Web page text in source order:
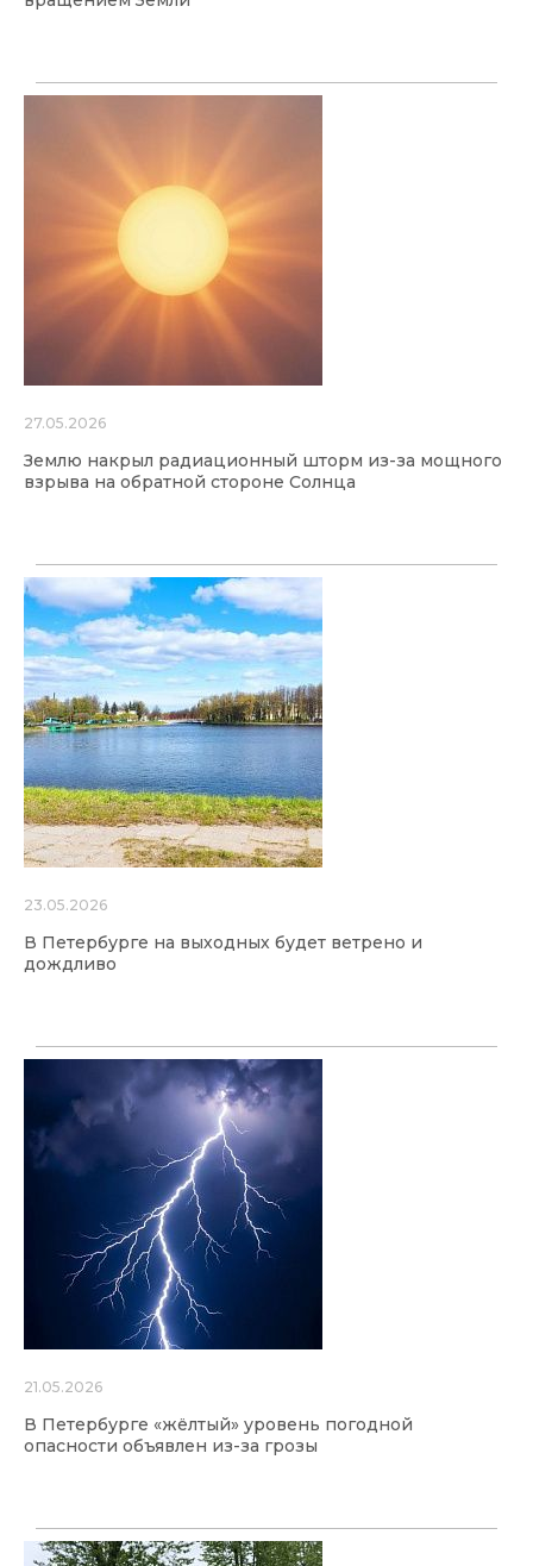
27.05.2026
Землю накрыл радиационный шторм из-за мощного
взрыва на обратной стороне Солнца
23.05.2026
В Петербурге на выходных будет ветрено и
дождливо
21.05.2026
В Петербурге «жёлтый» уровень погодной
опасности объявлен из-за грозы